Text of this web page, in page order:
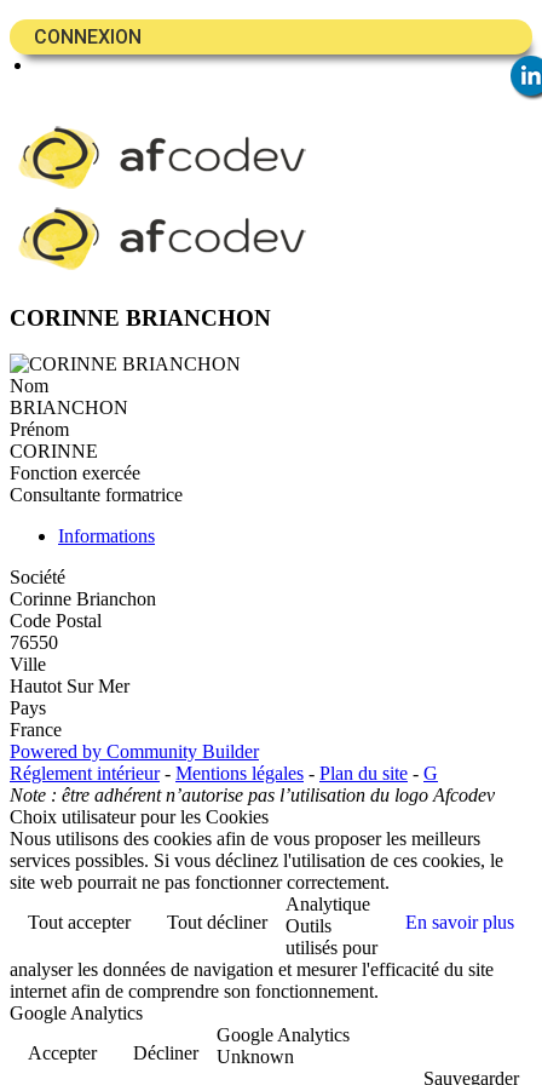
CONNEXION
CORINNE BRIANCHON
Nom
BRIANCHON
Prénom
CORINNE
Fonction exercée
Consultante formatrice
Informations
Société
Corinne Brianchon
Code Postal
76550
Ville
Hautot Sur Mer
Pays
France
Powered by Community Builder
Réglement intérieur- Mentions légales - Plan du site - G
Note : être adhérent n’autorise pas l’utilisation du logo Afcodev
Choix utilisateur pour les Cookies
Nous utilisons des cookies afin de vous proposer les meilleurs
services possibles. Si vous déclinez l'utilisation de ces cookies, le
site web pourrait ne pas fonctionner correctement.
Tout accepter
Tout décliner En savoir plus
Analytique
Outils
utilisés pour
analyser les données de navigation et mesurer l'efficacité du site
internet afin de comprendre son fonctionnement.
Google Analytics
Accepter
Décliner
Google Analytics
Unknown
Sauvegarder